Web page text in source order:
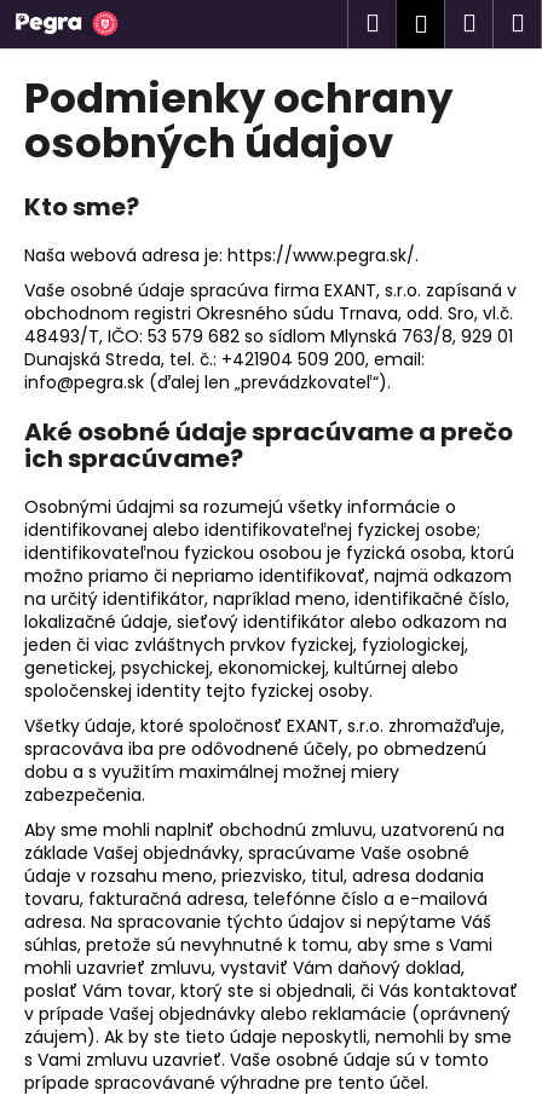
Prejsť
na
obsah
Hľadať
Podmienky ochrany
osobných údajov
Kto sme?
Naša webová adresa je: https://www.pegra.sk/.
Vaše osobné údaje spracúva firma EXANT, s.r.o. zapísaná v
obchodnom registri Okresného súdu Trnava, odd. Sro, vl.č.
48493/T, IČO: 53 579 682 so sídlom Mlynská 763/8, 929 01
Dunajská Streda, tel. č.: +421904 509 200, email:
info@pegra.sk (ďalej len „prevádzkovateľ“).
Aké osobné údaje spracúvame a prečo
ich spracúvame?
Osobnými údajmi sa rozumejú všetky informácie o
identifikovanej alebo identifikovateľnej fyzickej osobe;
identifikovateľnou fyzickou osobou je fyzická osoba, ktorú
možno priamo či nepriamo identifikovať, najmä odkazom
na určitý identifikátor, napríklad meno, identifikačné číslo,
lokalizačné údaje, sieťový identifikátor alebo odkazom na
jeden či viac zvláštnych prvkov fyzickej, fyziologickej,
genetickej, psychickej, ekonomickej, kultúrnej alebo
spoločenskej identity tejto fyzickej osoby.
Všetky údaje, ktoré spoločnosť EXANT, s.r.o. zhromažďuje,
spracováva iba pre odôvodnené účely, po obmedzenú
dobu a s využitím maximálnej možnej miery
zabezpečenia.
Aby sme mohli naplniť obchodnú zmluvu, uzatvorenú na
základe Vašej objednávky, spracúvame Vaše osobné
údaje v rozsahu meno, priezvisko, titul, adresa dodania
tovaru, fakturačná adresa, telefónne číslo a e-mailová
adresa. Na spracovanie týchto údajov si nepýtame Váš
súhlas, pretože sú nevyhnutné k tomu, aby sme s Vami
mohli uzavrieť zmluvu, vystaviť Vám daňový doklad,
poslať Vám tovar, ktorý ste si objednali, či Vás kontaktovať
v prípade Vašej objednávky alebo reklamácie (oprávnený
záujem). Ak by ste tieto údaje neposkytli, nemohli by sme
s Vami zmluvu uzavrieť. Vaše osobné údaje sú v tomto
prípade spracovávané výhradne pre tento účel.
K
o
Č
o
p
o
t
r
e
b
u
j
e
t
e
n
á
j
s
ť
?
HĽADAŤ
O
d
p
o
r
ú
č